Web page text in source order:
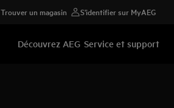
Trouver un magasin S'identifier sur MyAEG
Découvrez AEG Service et support